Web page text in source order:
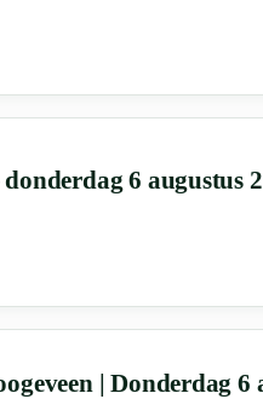
6 augustus
| Donderdag 6